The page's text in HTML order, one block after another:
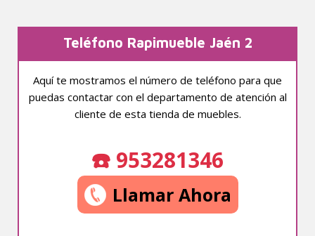
Teléfono Rapimueble Jaén 2
Aquí te mostramos el número de teléfono para que
puedas contactar con el departamento de atención al
cliente de esta tienda de muebles.
☎️ 953281346
Llamar Ahora